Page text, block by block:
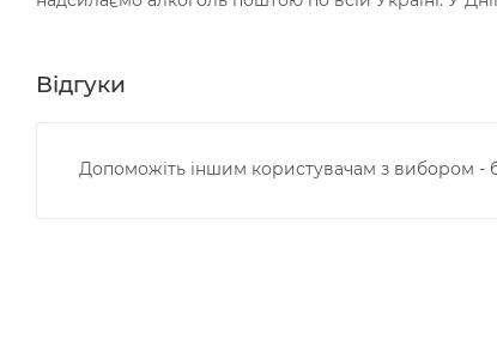
Відгуки
Допоможіть іншим користувачам з вибором -